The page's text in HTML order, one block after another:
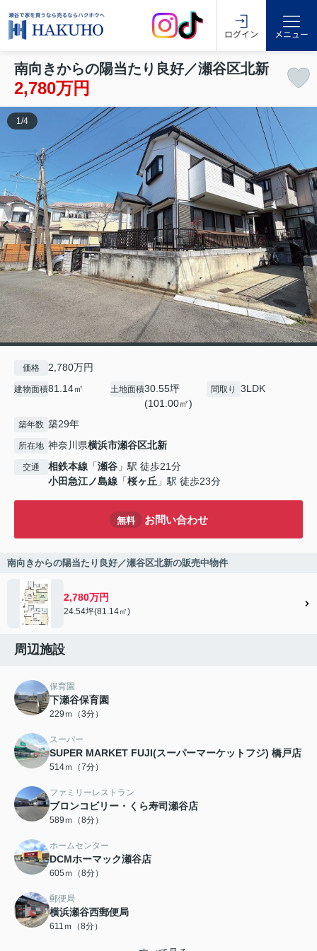
ログイン メニュー
南向きからの陽当たり良好／瀬谷区北新
2,780万円
1 /4
価格 2,780万円
建物面積81.14㎡ 土地面積30.55坪
(101.00㎡)
間取り 3LDK
築年数 築29年
所在地 神奈川県横浜市瀬谷区北新
交通 相鉄本線 「瀬谷 」駅 徒歩21分
小田急江ノ島線 「桜ヶ丘 」駅 徒歩23分
無料 お問い合わせ
南向きからの陽当たり良好／瀬谷区北新の販売中物件
2,780万円
24.54坪(81.14㎡)
周辺施設
保育園
下瀬谷保育園
229ｍ（3分）
スーパー
SUPER MARKET FUJI(スーパーマーケットフジ) 橋戸店
514ｍ（7分）
ファミリーレストラン
ブロンコビリー・くら寿司瀬谷店
589ｍ（8分）
ホームセンター
DCMホーマック瀬谷店
605ｍ（8分）
郵便局
横浜瀬谷西郵便局
611ｍ（8分）